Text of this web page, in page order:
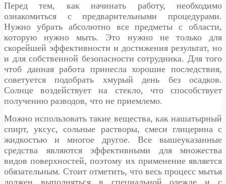
Перед тем, как начинать работу, необходимо
ознакомиться с предварительными процедурами.
Нужно убрать абсолютно все предметы с области,
которую нужно мыть. Это нужно не только для
скорейшей эффективности и достижения результат, но
и для собственной безопасности сотрудника. Для того
чтоб данная работа принесла хорошие последствия,
советуется подобрать хмурый день без осадков.
Солнце воздействует на стекло, что способствует
получению разводов, что не приемлемо.
Можно использовать такие вещества, как нашатырный
спирт, уксус, сольные растворы, смеси глицерина с
жидкостью и многое другое. Все вышеуказанные
средства являются эффективными для множества
видов поверхностей, поэтому их применение является
обязательным. Стоит отметить, что весь процесс мытья